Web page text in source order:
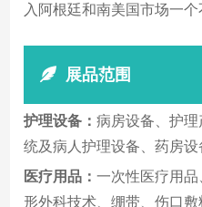
入阿根廷和南美国市场一个
展品范围
护理设备：病房设备、护
统及病人护理设备、药房设
医疗用品：一次性医疗用
形外科技术、绷带、伤口敷